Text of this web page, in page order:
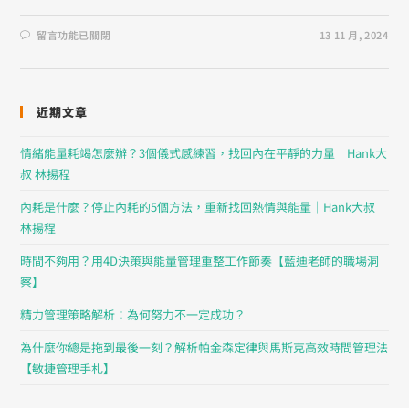
留言功能已關閉 13 11 月, 2024
近期文章
情緒能量耗竭怎麼辦？3個儀式感練習，找回內在平靜的力量｜Hank大
叔 林揚程
內耗是什麼？停止內耗的5個方法，重新找回熱情與能量｜Hank大叔
林揚程
時間不夠用？用4D決策與能量管理重整工作節奏【藍迪老師的職場洞
察】
精力管理策略解析：為何努力不一定成功？
為什麼你總是拖到最後一刻？解析帕金森定律與馬斯克高效時間管理法
【敏捷管理手札】